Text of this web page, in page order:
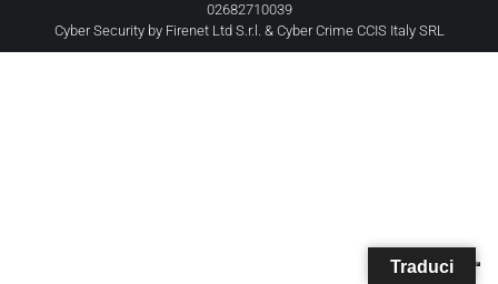
02682710039
Cyber Security by Firenet Ltd S.r.l. & Cyber Crime CCIS Italy SRL
Traduci